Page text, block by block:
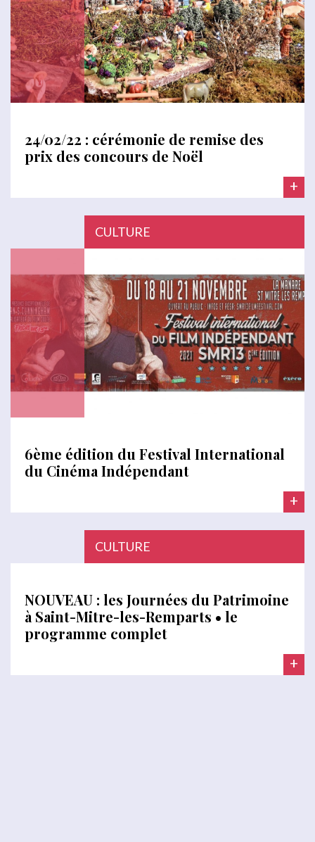
24/02/22 : cérémonie de remise des
prix des concours de Noël
+
CULTURE
6ème édition du Festival International
du Cinéma Indépendant
+
CULTURE
NOUVEAU : les Journées du Patrimoine
à Saint-Mitre-les-Remparts • le
programme complet
+